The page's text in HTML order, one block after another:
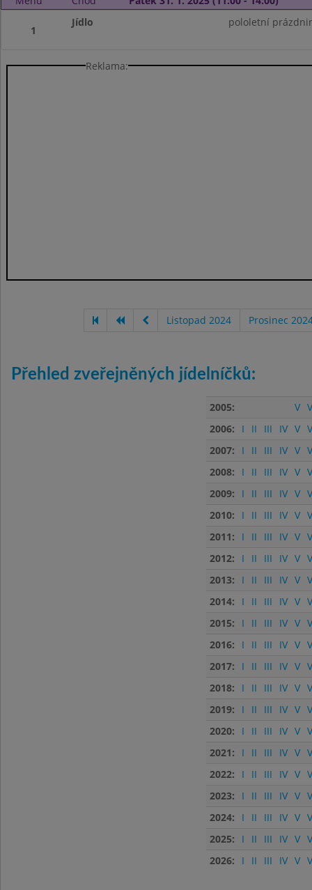
1
Jídlo pololetní
Reklama:
Listopad 2024 Prosinec
Přehled zveřejněných jídelníčků:
2005: V
2006:
I II III IV V
2007:
I II III IV V
2008:
I II III IV V
2009:
I II III IV V
2010:
I II III IV V
2011:
I II III IV V
2012:
I II III IV V
2013:
I II III IV V
2014:
I II III IV V
2015:
I II III IV V
2016:
I II III IV V
2017:
I II III IV V
2018:
I II III IV V
2019:
I II III IV V
2020:
I II III IV V
2021:
I II III IV V
2022:
I II III IV V
2023:
I II III IV V
2024:
I II III IV V
2025:
I II III IV V
2026:
I II III IV V